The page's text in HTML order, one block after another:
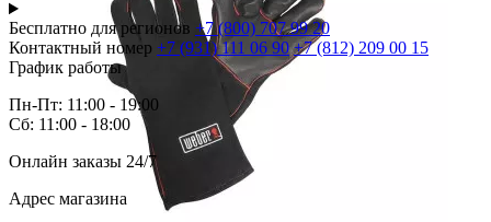
Бесплатно для регионов +7 (800) 707 99 20
Контактный номер +7 (931) 111 06 90 +7 (812) 209 00 15
График работы
Пн-Пт: 11:00 - 19:00
Сб: 11:00 - 18:00
Онлайн заказы 24/7
Адрес магазина